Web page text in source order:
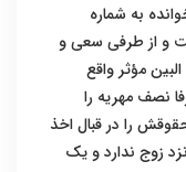
به شماره
ضم پرونده است و از طرفی سعی و
مؤثر واقع
نصف مهریه را
را در قبال اخذ
زوج ندارد و یک